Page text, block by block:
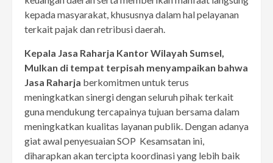
kepada masyarakat, khususnya dalam hal pelayanan
terkait pajak dan retribusi daerah.
Kepala Jasa Raharja Kantor Wilayah Sumsel
Mulkan di tempat terpisah menyampaikan bahwa
Jasa Raharja berkomitmen untuk terus
meningkatkan sinergi dengan seluruh pihak terkait
guna mendukung tercapainya tujuan bersama dalam
meningkatkan kualitas layanan publik. Dengan adanya
giat awal penyesuaian SOP Kesamsatan ini,
diharapkan akan tercipta koordinasi yang lebih baik